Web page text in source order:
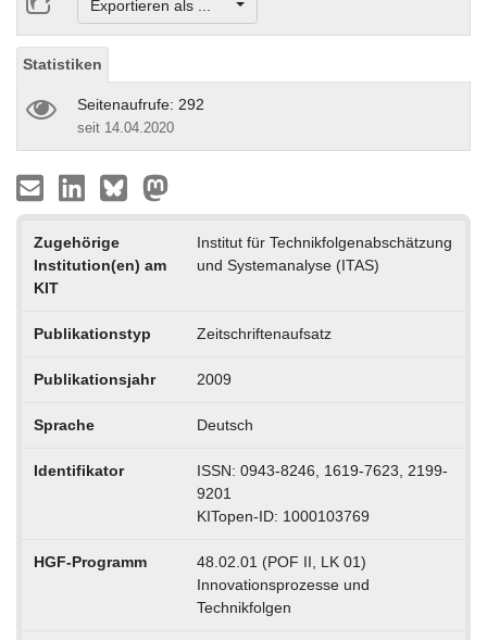
Exportieren als ...
Statistiken
Seitenaufrufe: 292
seit 14.04.2020
Zugehörige
Institution(en) am
KIT
Institut für Technikfolgenabschätzung
und Systemanalyse (ITAS)
Publikationstyp Zeitschriftenaufsatz
Publikationsjahr 2009
Sprache Deutsch
Identifikator
ISSN: 0943-8246, 1619-7623, 2199-
9201
KITopen-ID: 1000103769
HGF-Programm
48.02.01 (POF II, LK 01)
Innovationsprozesse und
Technikfolgen